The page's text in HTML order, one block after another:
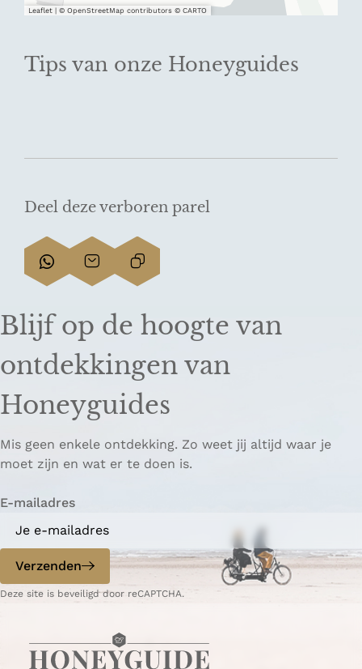
Tips van onze Honeyguides
Leaflet | © OpenStreetMap contributors © CARTO
Deel deze verboren parel
D
e
l
e
e
a
g
n
p
W
h
s
D
e
l
e
e
p
a
g
p
e
-
i
L
i
o
p
i
r
e
Blijf op de hoogte van
ontdekkingen van
Honeyguides
Mis geen enkele ontdekking. Zo weet jij altijd waar je
moet zijn en wat er te doen is.
E-mailadres
Verzenden
Deze site is beveiligd door reCAPTCHA.